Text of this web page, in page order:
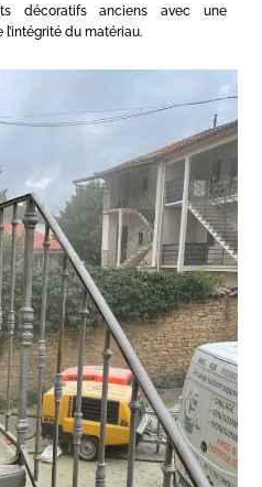
décoratifs anciens avec une
du matériau.